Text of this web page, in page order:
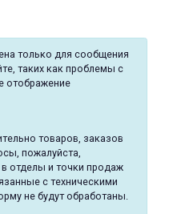
только для сообщения
таких как проблемы с
отображение
товаров, заказов
пожалуйста,
отделы и точки продаж
с техническими
не будут обработаны.